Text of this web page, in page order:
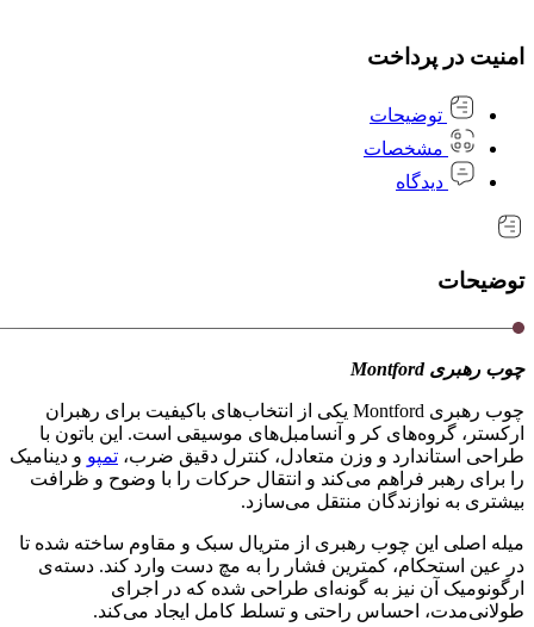
امنیت در پرداخت
توضیحات
مشخصات
دیدگاه
توضیحات
چوب رهبری Montford
چوب رهبری Montford یکی از انتخاب‌های باکیفیت برای رهبران
ارکستر، گروه‌های کر و آنسامبل‌های موسیقی است. این باتون با
طراحی استاندارد و وزن متعادل، کنترل دقیق ضرب، تمپو و دینامیک
را برای رهبر فراهم می‌کند و انتقال حرکات را با وضوح و ظرافت
بیشتری به نوازندگان منتقل می‌سازد.
میله اصلی این چوب رهبری از متریال سبک و مقاوم ساخته شده تا
در عین استحکام، کمترین فشار را به مچ دست وارد کند. دسته‌ی
ارگونومیک آن نیز به گونه‌ای طراحی شده که در اجرای
طولانی‌مدت، احساس راحتی و تسلط کامل ایجاد می‌کند.